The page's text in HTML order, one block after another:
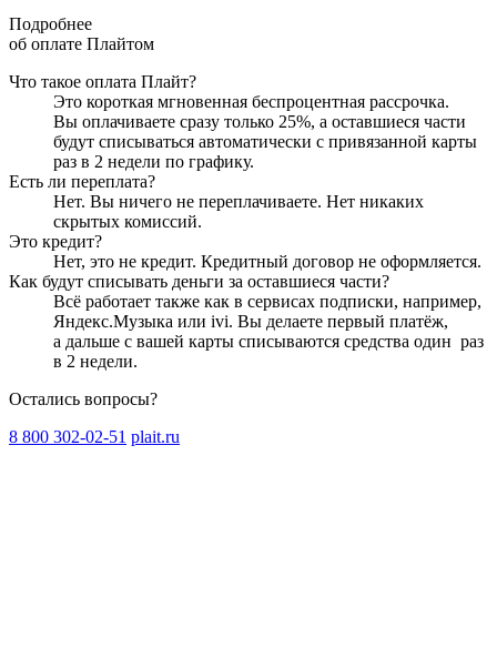
Подробнее
об оплате Плайтом
Что такое оплата Плайт?
Это короткая мгновенная беспроцентная рассрочка.
Вы оплачиваете сразу только 25%, а оставшиеся части
будут списываться автоматически с привязанной карты
раз в 2 недели по графику.
Есть ли переплата?
Нет. Вы ничего не переплачиваете. Нет никаких
скрытых комиссий.
Это кредит?
Нет, это не кредит. Кредитный договор не оформляется.
Как будут списывать деньги за оставшиеся части?
Всё работает также как в сервисах подписки, например,
Яндекс.Музыка или ivi. Вы делаете первый платёж,
а дальше с вашей карты списываются средства один раз
в 2 недели.
Остались вопросы?
8 800 302-02-51 plait.ru